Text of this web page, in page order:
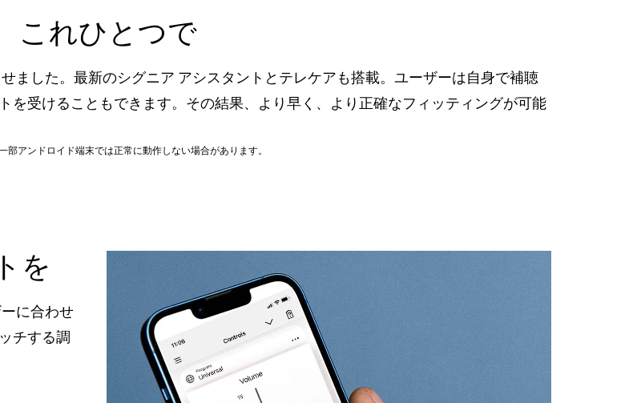
これひとつで
ました。最新のシグニア アシスタントとテレケアも搭載。ユーザーは自身で補聴
を受けることもできます。その結果、より早く、より正確なフィッティングが可能
アンドロイド端末では正常に動作しない場合があります。
を
に合わせ
チする調